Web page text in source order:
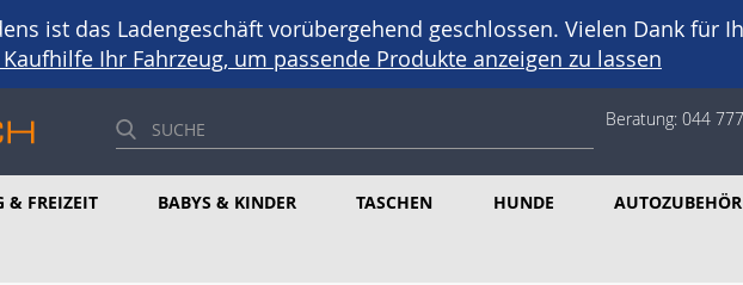
ist das Ladengeschäft vorübergehend geschlossen. Vielen Dank für
Ihr Fahrzeug, um passende Produkte anzeigen zu lassen
Beratung: 044
& FREIZEIT BABYS & KINDER TASCHEN HUNDE AUTOZUBEHÖR